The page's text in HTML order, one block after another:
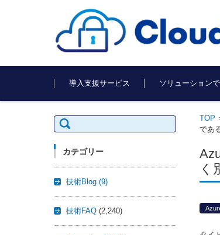
コンテンツに移動
導入支援サービス
ソリューション
TOP
であ
く
検
索:
カテゴリー
技術Blog (9)
技術FAQ (2,240)